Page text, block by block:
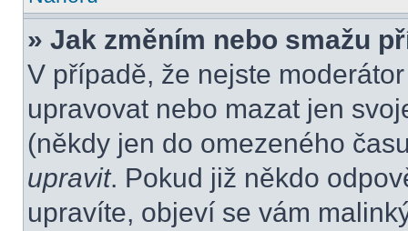
» Jak změním nebo smažu
V případě, že nejste
upravovat nebo mazat jen
(někdy jen do omezeného
upravit. Pokud již někdo
upravíte, objeví se vám